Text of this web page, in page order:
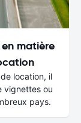
matière
location, il
vignettes ou
pays.